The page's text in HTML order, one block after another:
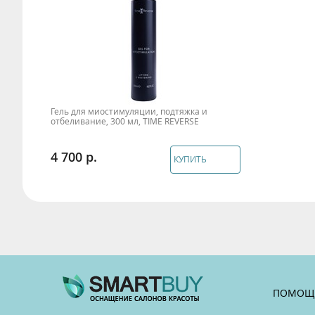
Гель для миостимуляции, подтяжка и
отбеливание, 300 мл, TIME REVERSE
4 700 КУПИТЬ